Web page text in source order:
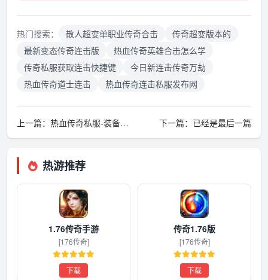
热门搜索： 散人超变单职业传奇合击
传奇超变版本的
最新变态传奇连击版
热血传奇英雄合击怎么学
传奇私服获取连击快捷键
今日新连击传奇万劫
热血传奇道士连击
热血传奇连击私服发布网
上一篇： 热血传奇私服-装备与材料-苍月岛资源高效获取攻略 下一篇：已经是最后一篇
热游推荐
1.76传奇手游
[176传奇]
下载
传奇1.76版
[176传奇]
下载